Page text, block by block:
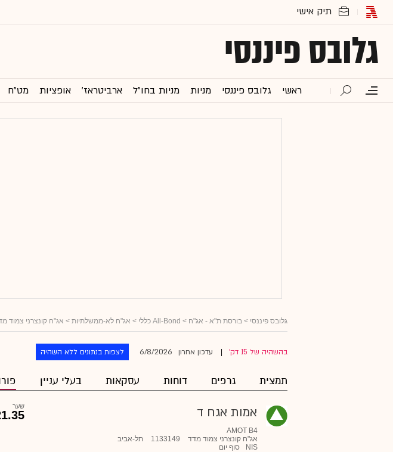
גלובס פיננסי
ראשי גלובס פיננסי מניות מניות בחו"ל ארביטראז' אופציות מט"ח
גלובס פיננסי > בורסת ת"א - אג"ח > All-Bond כללי > אג"ח לא-ממשלתיות > אג"ח קונצרני צמוד
בהשהיה של 15 דק' עדכון אחרון 6/8/2026 לצפות בנתונים ללא השהיה
תמצית גרפים דוחות עסקאות בעלי עניין
אמות אגח ד
AMOT B4
אג"ח קונצרני צמוד מדד
1133149
תל-אביב
NIS
סוף יום
שער